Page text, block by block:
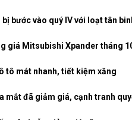
bước vào quý IV với loạt tân
giá Mitsubishi Xpander tháng
tô mát nhanh, tiết kiệm xăng
mắt đã giảm giá, cạnh tranh